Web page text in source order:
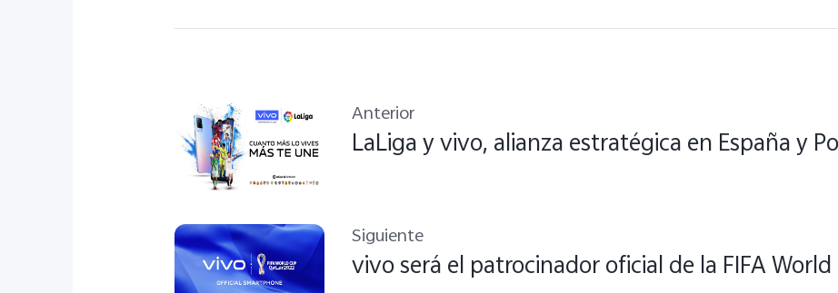
Anterior
LaLiga y vivo, alianza estratégica en España y
Siguiente
vivo será el patrocinador oficial de la FIFA